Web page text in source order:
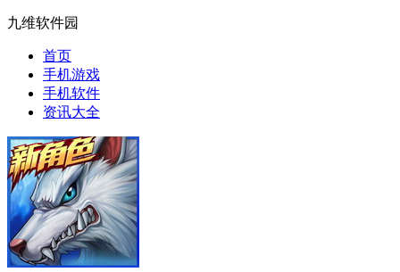
九维软件园
首页
手机游戏
手机软件
资讯大全